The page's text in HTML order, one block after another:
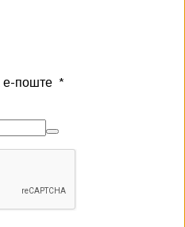
е-поште *